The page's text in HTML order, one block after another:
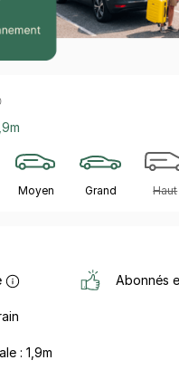
Moyen Grand Haut
Abonnés
: 1,9m